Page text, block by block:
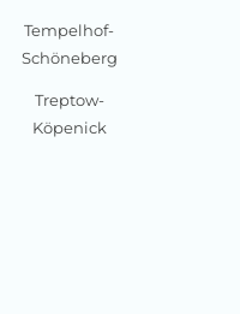
Tempelhof-
Schöneberg
Treptow-
Köpenick